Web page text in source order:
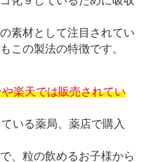
素材として注目されてい
この製法の特徴です。
楽天では販売されてい
いる薬局、薬店で購入
、粒の飲めるお子様から